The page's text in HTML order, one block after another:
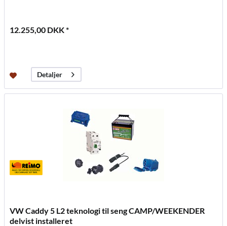
12.255,00 DKK *
Detaljer
VW Caddy 5 L2 teknologi til seng CAMP/WEEKENDER
delvist installeret